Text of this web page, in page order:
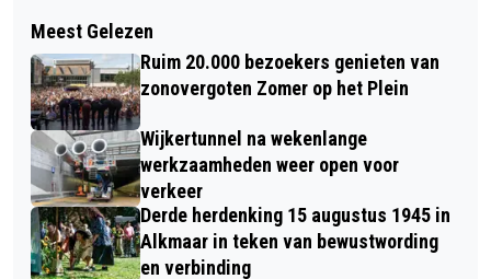
GROOT ONLINE EVENT IN KADER VAN
INTERNATIONALE VROUWENDAG
EXPOSITIE ZILVEREN CAMERA 2020
IN GROTE KERK ALKMAAR
Meest Gelezen
Ruim 20.000 bezoekers genieten van
zonovergoten Zomer op het Plein
Wijkertunnel na wekenlange
werkzaamheden weer open voor
verkeer
Derde herdenking 15 augustus 1945 in
Alkmaar in teken van bewustwording
en verbinding